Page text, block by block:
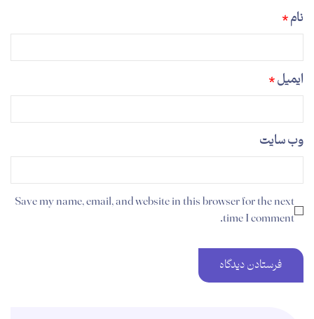
نام*
ایمیل*
وب‌ سایت
Save my name, email, and website in this browser for the next
time I comment.